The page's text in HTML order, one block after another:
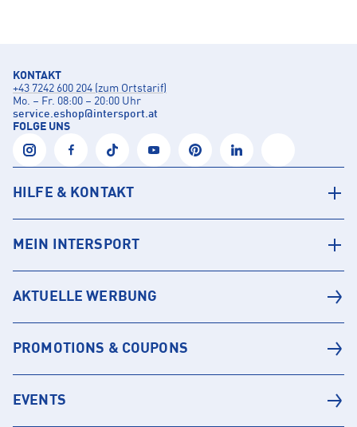
KONTAKT
+43 7242 600 204 (zum Ortstarif)
Mo. – Fr. 08:00 – 20:00 Uhr
service.eshop@intersport.at
FOLGE UNS
HILFE & KONTAKT
MEIN INTERSPORT
AKTUELLE WERBUNG
PROMOTIONS & COUPONS
EVENTS